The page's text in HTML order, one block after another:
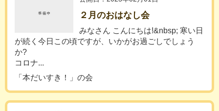
２月のおはなし会
みなさん こんにちは!&nbsp; 寒い日
が続く今日この頃ですが、いかがお過ごしでしょう
か?
コロナ...
「本だいすき！」の会